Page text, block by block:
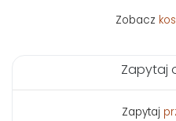
Zobacz
Zapytaj
Zapytaj